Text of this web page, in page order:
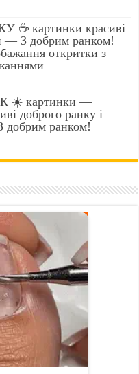
☕ картинки красиві
— З добрим ранком!
откритки з
☀️ картинки —
доброго ранку і
добрим ранком!